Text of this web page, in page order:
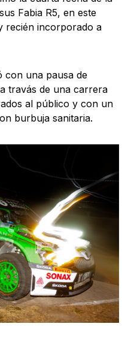
Fabia R5, en este
recién incorporado a
con una pausa de
travás de una carrera
al público y con un
burbuja sanitaria.